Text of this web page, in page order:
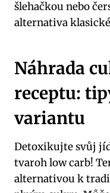
šlehačkou nebo
alternativa
Náhrada
⁢receptu:
variantu
Detoxikujte ‌svůj
tvaroh low carb!
alternativou‌ k